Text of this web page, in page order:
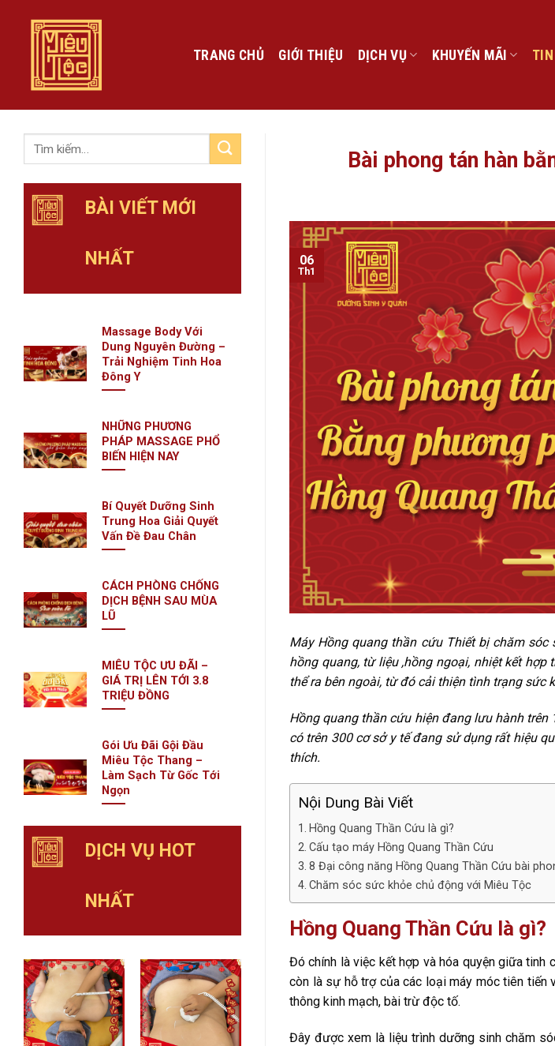
TRANG CHỦ GIỚI THIỆU DỊCH VỤ KHUYẾN MÃI
BÀI VIẾT MỚI
NHẤT
Massage Body Với
Dung Nguyên Đường –
Trải Nghiệm Tinh Hoa
Đông Y
NHỮNG PHƯƠNG
PHÁP MASSAGE PHỔ
BIẾN HIỆN NAY
Bí Quyết Dưỡng Sinh
Trung Hoa Giải Quyết
Vấn Đề Đau Chân
CÁCH PHÒNG CHỐNG
DỊCH BỆNH SAU MÙA
LŨ
MIÊU TỘC ƯU ĐÃI –
GIÁ TRỊ LÊN TỚI 3.8
TRIỆU ĐỒNG
Gói Ưu Đãi Gội Đầu
Miêu Tộc Thang –
Làm Sạch Từ Gốc Tới
Ngọn
DỊCH VỤ HOT
NHẤT
Bài phong tán hàn
06
Th1
Máy Hồng quang thần cứu Thiết bị chăm
hồng quang, từ liệu ,hồng ngoại, nhiệt kết
thể ra bên ngoài, từ đó cải thiện tình trạng sức
Hồng quang thần cứu hiện đang lưu hành
có trên 300 cơ sở y tế đang sử dụng rất hiệu
thích.
Nội Dung Bài Viết
Hồng Quang Thần Cứu là gì?
Cấu tạo máy Hồng Quang Thần Cứu
8 Đại công năng Hồng Quang Thần Cứu bài
Chăm sóc sức khỏe chủ động với Miêu Tộc
Hồng Quang Thần Cứu là gì?
Đó chính là việc kết hợp và hóa quyện giữa
còn là sự hỗ trợ của các loại máy móc tiên tiến
thông kinh mạch, bài trừ độc tố.
Đây được xem là liệu trình dưỡng sinh chăm